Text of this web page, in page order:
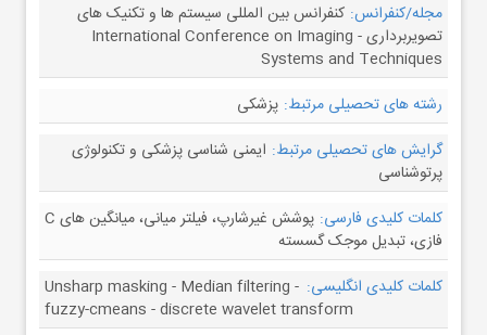
مجله/کنفرانس: کنفرانس بین المللی سیستم ها و تکنیک های
تصویربرداری - International Conference on Imaging
Systems and Techniques
رشته های تحصیلی مرتبط: پزشکی
گرایش های تحصیلی مرتبط: ایمنی شناسی پزشکی و تکنولوژی
پرتوشناسی
کلمات کلیدی فارسی:
پوشش غیرشارپ، فیلتر میانی، میانگین های C
فازی، تبدیل موجک گسسته
کلمات کلیدی انگلیسی: Unsharp masking - Median filtering -
fuzzy-cmeans - discrete wavelet transform